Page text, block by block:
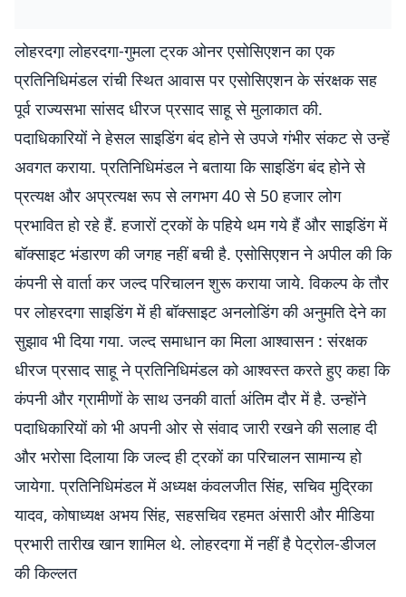
लोहरदगा़ लोहरदगा-गुमला ट्रक ओनर एसोसिएशन का एक
प्रतिनिधिमंडल रांची स्थित आवास पर एसोसिएशन के संरक्षक सह
पूर्व राज्यसभा सांसद धीरज प्रसाद साहू से मुलाकात की.
पदाधिकारियों ने हेसल साइडिंग बंद होने से उपजे गंभीर संकट से उन्हें
अवगत कराया. प्रतिनिधिमंडल ने बताया कि साइडिंग बंद होने से
प्रत्यक्ष और अप्रत्यक्ष रूप से लगभग 40 से 50 हजार लोग
प्रभावित हो रहे हैं. हजारों ट्रकों के पहिये थम गये हैं और साइडिंग में
बॉक्साइट भंडारण की जगह नहीं बची है. एसोसिएशन ने अपील की कि
कंपनी से वार्ता कर जल्द परिचालन शुरू कराया जाये. विकल्प के तौर
पर लोहरदगा साइडिंग में ही बॉक्साइट अनलोडिंग की अनुमति देने का
सुझाव भी दिया गया. जल्द समाधान का मिला आश्वासन : संरक्षक
धीरज प्रसाद साहू ने प्रतिनिधिमंडल को आश्वस्त करते हुए कहा कि
कंपनी और ग्रामीणों के साथ उनकी वार्ता अंतिम दौर में है. उन्होंने
पदाधिकारियों को भी अपनी ओर से संवाद जारी रखने की सलाह दी
और भरोसा दिलाया कि जल्द ही ट्रकों का परिचालन सामान्य हो
जायेगा. प्रतिनिधिमंडल में अध्यक्ष कंवलजीत सिंह, सचिव मुद्रिका
यादव, कोषाध्यक्ष अभय सिंह, सहसचिव रहमत अंसारी और मीडिया
प्रभारी तारीख खान शामिल थे. लोहरदगा में नहीं है पेट्रोल-डीजल
की किल्लत